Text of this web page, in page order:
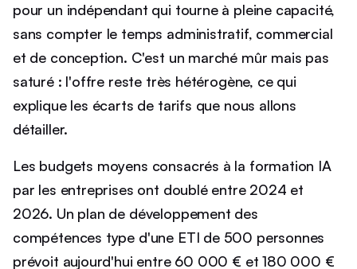
pour un indépendant qui tourne à pleine capacité,
sans compter le temps administratif, commercial
et de conception. C'est un marché mûr mais pas
saturé : l'offre reste très hétérogène, ce qui
explique les écarts de tarifs que nous allons
détailler.
Les budgets moyens consacrés à la formation IA
par les entreprises ont doublé entre 2024 et
2026. Un plan de développement des
compétences type d'une ETI de 500 personnes
prévoit aujourd'hui entre 60 000 € et 180 000 €